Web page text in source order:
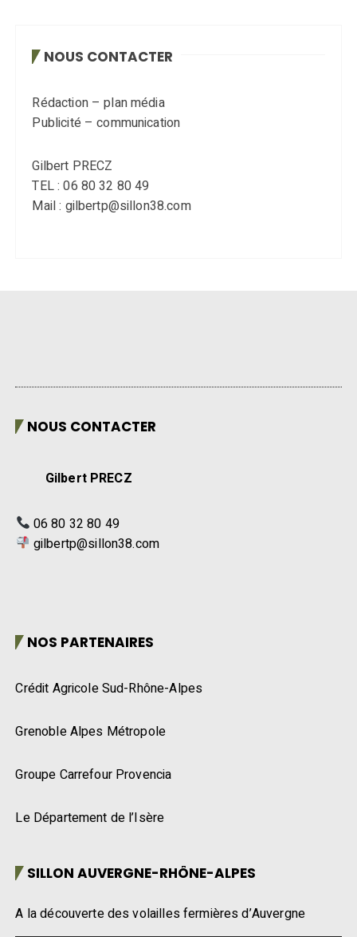
NOUS CONTACTER
Rédaction – plan média
Publicité – communication
Gilbert PRECZ
TEL : 06 80 32 80 49
Mail : gilbertp@sillon38.com
NOUS CONTACTER
Gilbert PRECZ
06 80 32 80 49
gilbertp@sillon38.com
NOS PARTENAIRES
Crédit Agricole Sud-Rhône-Alpes
Grenoble Alpes Métropole
Groupe Carrefour Provencia
Le Département de l’Isère
SILLON AUVERGNE-RHÔNE-ALPES
A la découverte des volailles fermières d’Auvergne